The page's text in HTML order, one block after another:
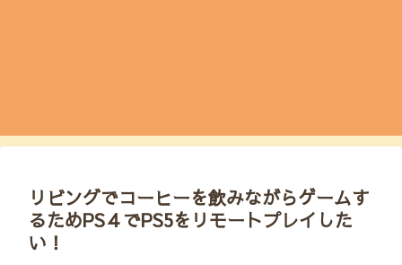
リビングでコーヒーを飲みながらゲームす
るためPS４でPS5をリモートプレイした
い！